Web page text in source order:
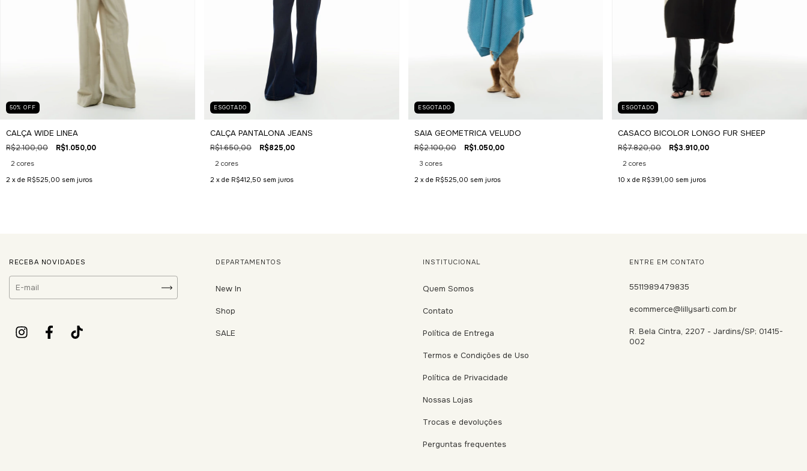
50% OFF
CALÇA WIDE LINEA
R$2.100,00 R$1.050,00
2 cores
2 x de R$525,00 sem juros
ESGOTADO
CALÇA PANTALONA JEANS
R$1.650,00 R$825,00
2 cores
2 x de R$412,50 sem juros
ESGOTADO
SAIA GEOMETRICA VELUDO
R$2.100,00 R$1.050,00
3 cores
2 x de R$525,00 sem juros
ESGOTADO
CASACO BICOLOR LONGO FUR SHEEP
R$7.820,00 R$3.910,00
2 cores
10 x de R$391,00 sem juros
RECEBA NOVIDADES DEPARTAMENTOS
New In
Shop
SALE
INSTITUCIONAL
Quem Somos
Contato
Política de Entrega
Termos e Condições de Uso
Política de Privacidade
Nossas Lojas
Trocas e devoluções
Perguntas frequentes
ENTRE EM CONTATO
5511989479835
ecommerce@lillysarti.com.br
R. Bela Cintra, 2207 - Jardins/SP; 01415-
002